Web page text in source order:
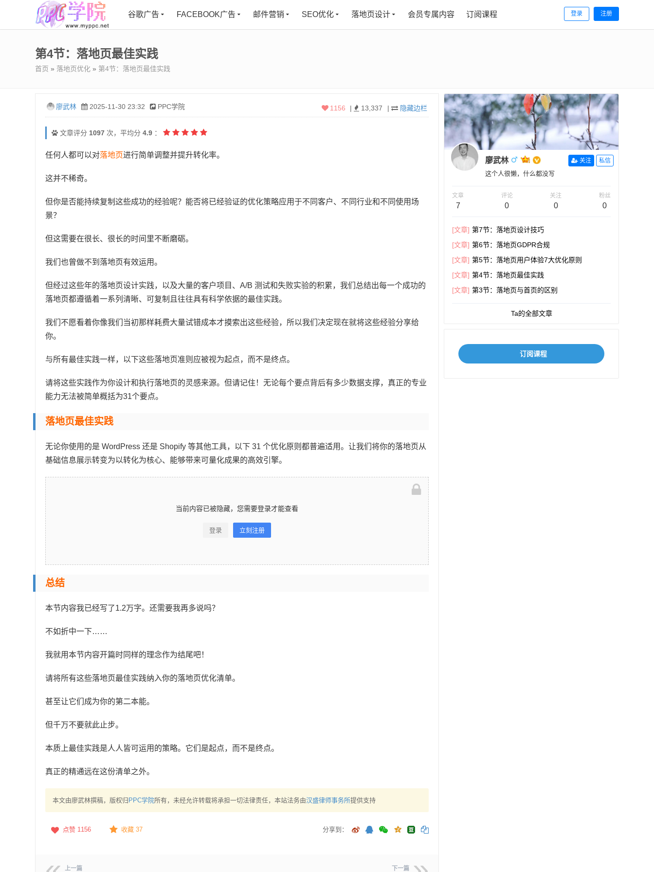
登录 注册
谷歌广告 FACEBOOK广告 邮件营销 SEO优化 落地页设计 会员专属内容 订阅课程
第4节：落地页最佳实践
首页 » 落地页优化 » 第4节：落地页最佳实践
廖武林 2025-11-30 23:32 PPC学院 | 隐藏边栏
| 13,337
1156
文章评分 1097 次，平均分 4.9 ：
任何人都可以对落地页进行简单调整并提升转化率。
这并不稀奇。
但你是否能持续复制这些成功的经验呢？能否将已经验证的优化策略应用于不同客户、不同行业和不同使用场
景？
但这需要在很长、很长的时间里不断磨砺。
我们也曾做不到落地页有效运用。
但经过这些年的落地页设计实践，以及大量的客户项目、A/B 测试和失败实验的积累，我们总结出每一个成功的
落地页都遵循着一系列清晰、可复制且往往具有科学依据的最佳实践。
我们不愿看着你像我们当初那样耗费大量试错成本才摸索出这些经验，所以我们决定现在就将这些经验分享给
你。
与所有最佳实践一样，以下这些落地页准则应被视为起点，而不是终点。
请将这些实践作为你设计和执行落地页的灵感来源。但请记住！无论每个要点背后有多少数据支撑，真正的专业
能力无法被简单概括为31个要点。
落地页最佳实践
无论你使用的是 WordPress 还是 Shopify 等其他工具，以下 31 个优化原则都普遍适用。让我们将你的落地页从
基础信息展示转变为以转化为核心、能够带来可量化成果的高效引擎。
当前内容已被隐藏，您需要登录才能查看
登录 立刻注册
总结
本节内容我已经写了1.2万字。还需要我再多说吗？
不如折中一下……
我就用本节内容开篇时同样的理念作为结尾吧！
请将所有这些落地页最佳实践纳入你的落地页优化清单。
甚至让它们成为你的第二本能。
但千万不要就此止步。
本质上最佳实践是人人皆可运用的策略。它们是起点，而不是终点。
真正的精通远在这份清单之外。
本文由廖武林撰稿，版权归 PPC学院所有，未经允许转载将承担一切法律责任，本站法务由汉盛律师事务所提供支持
点赞 1156 收藏 37 分享到：
上一篇 下一篇
廖武林 关注 私信
这个人很懒，什么都没写
文章
7
评论
0
关注
0
粉丝
0
[文章] 第7节：落地页设计技巧
[文章] 第6节：落地页GDPR合规
[文章] 第5节：落地页用户体验7大优化原则
[文章] 第4节：落地页最佳实践
[文章] 第3节：落地页与首页的区别
Ta的全部文章
订阅课程